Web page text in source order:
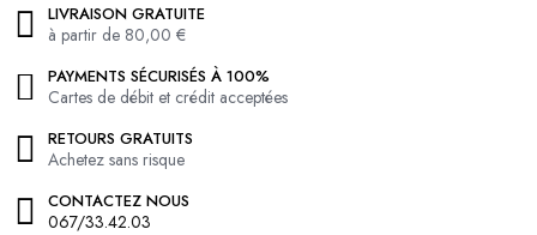
LIVRAISON GRATUITE
à partir de 80,00 €
PAYMENTS SÉCURISÉS À 100%
Cartes de débit et crédit acceptées
RETOURS GRATUITS
Achetez sans risque
CONTACTEZ NOUS
067/33.42.03